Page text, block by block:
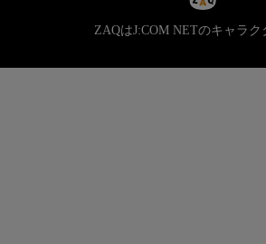
ZAQはJ:COM NETのキャラク